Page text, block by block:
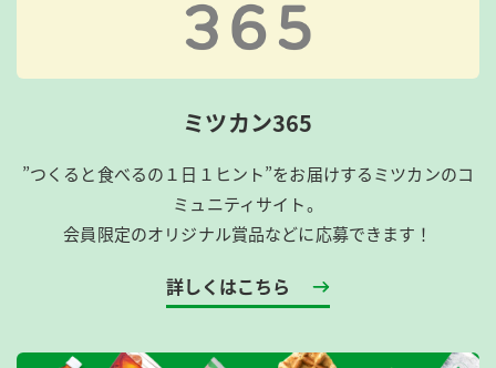
ミツカン365
”つくると食べるの１日１ヒント”をお届けするミツカンのコ
ミュニティサイト。
会員限定のオリジナル賞品などに応募できます！
詳しくはこちら